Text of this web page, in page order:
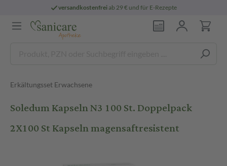
versandkostenfreiab 29 € und für E-Rezepte
Erkältungsset Erwachsene
Soledum Kapseln N3 100 St. Doppelpack
2X100 St Kapseln magensaftresistent